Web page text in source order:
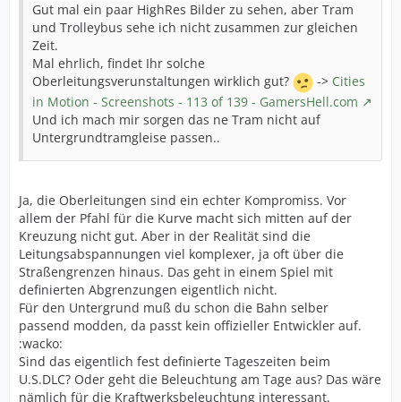
Gut mal ein paar HighRes Bilder zu sehen, aber Tram
und Trolleybus sehe ich nicht zusammen zur gleichen
Zeit.
Mal ehrlich, findet Ihr solche
Oberleitungsverunstaltungen wirklich gut?
-> Cities
in Motion - Screenshots - 113 of 139 - GamersHell.com
Und ich mach mir sorgen das ne Tram nicht auf
Untergrundtramgleise passen..
Ja, die Oberleitungen sind ein echter Kompromiss. Vor
allem der Pfahl für die Kurve macht sich mitten auf der
Kreuzung nicht gut. Aber in der Realität sind die
Leitungsabspannungen viel komplexer, ja oft über die
Straßengrenzen hinaus. Das geht in einem Spiel mit
definierten Abgrenzungen eigentlich nicht.
Für den Untergrund muß du schon die Bahn selber
passend modden, da passt kein offizieller Entwickler auf.
:wacko:
Sind das eigentlich fest definierte Tageszeiten beim
U.S.DLC? Oder geht die Beleuchtung am Tage aus? Das wäre
nämlich für die Kraftwerksbeleuchtung interessant.